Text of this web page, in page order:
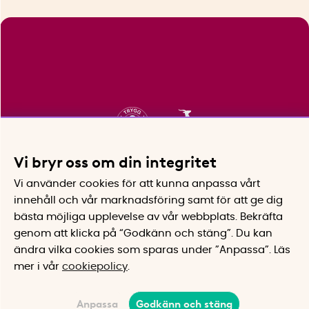
Vi bryr oss om din integritet
Vi använder cookies för att kunna anpassa vårt
innehåll och vår marknadsföring samt för att ge dig
bästa möjliga upplevelse av vår webbplats.
Bekräfta
genom att klicka på “Godkänn och stäng”. Du kan
ändra vilka cookies som sparas under ”Anpassa”.
Läs
mer i vår cookiepolicy
Anpassa Godkänn och stäng